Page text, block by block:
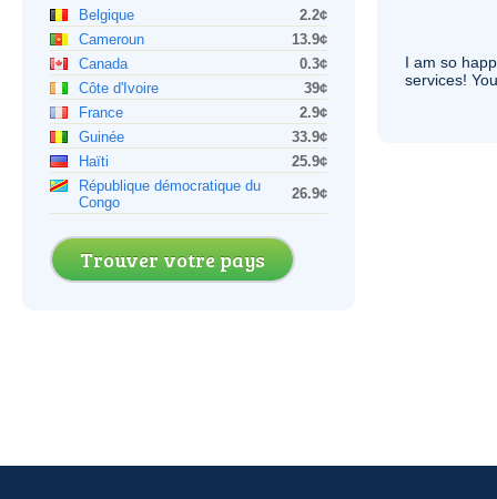
Belgique
2.2¢
Cameroun
13.9¢
Canada
0.3¢
Côte d'Ivoire
39¢
France
2.9¢
Guinée
33.9¢
Haïti
25.9¢
République démocratique du
Congo
26.9¢
Trouver votre pays
I am so
services!